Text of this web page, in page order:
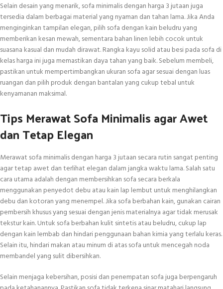
Selain desain yang menarik, sofa minimalis dengan harga 3 jutaan juga
tersedia dalam berbagai material yang nyaman dan tahan lama. Jika Anda
menginginkan tampilan elegan, pilih sofa dengan kain beludru yang
memberikan kesan mewah, sementara bahan linen lebih cocok untuk
suasana kasual dan mudah dirawat. Rangka kayu solid atau besi pada sofa di
kelas harga ini juga memastikan daya tahan yang baik. Sebelum membeli,
pastikan untuk mempertimbangkan ukuran sofa agar sesuai dengan luas
ruangan dan pilih produk dengan bantalan yang cukup tebal untuk
kenyamanan maksimal.
Tips Merawat Sofa Minimalis agar Awet
dan Tetap Elegan
Merawat sofa minimalis dengan harga 3 jutaan secara rutin sangat penting
agar tetap awet dan terlihat elegan dalam jangka waktu lama. Salah satu
cara utama adalah dengan membersihkan sofa secara berkala
menggunakan penyedot debu atau kain lap lembut untuk menghilangkan
debu dan kotoran yang menempel. Jika sofa berbahan kain, gunakan cairan
pembersih khusus yang sesuai dengan jenis materialnya agar tidak merusak
tekstur kain. Untuk sofa berbahan kulit sintetis atau beludru, cukup lap
dengan kain lembab dan hindari penggunaan bahan kimia yang terlalu keras.
Selain itu, hindari makan atau minum di atas sofa untuk mencegah noda
membandel yang sulit dibersihkan.
Selain menjaga kebersihan, posisi dan penempatan sofa juga berpengaruh